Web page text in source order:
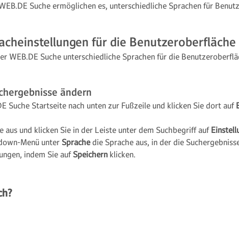
Suche ermöglichen es, unterschiedliche Sprachen für
für die Benutzeroberfläche
WEB.DE Suche unterschiedliche Sprachen für die
ändern
Suche Startseite nach unten zur Fußzeile und klicken Sie dort auf
aus und klicken Sie in der Leiste unter dem Suchbegriff auf
Menü unter Sprachedie Sprache aus, in der die
indem Sie aufSpeichern klicken.